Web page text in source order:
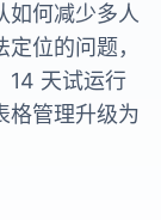
如何减少多人
位的问题，
14 天试运行
格管理升级为